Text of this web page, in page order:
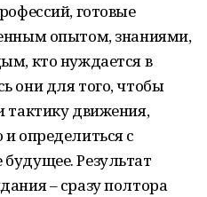
готовые
опытом, знаниями,
кто нуждается в
они для того, чтобы
тактику движения,
определиться с
Результат
– сразу полтора